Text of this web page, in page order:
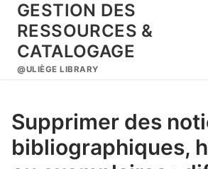
Aller
contenu
GESTION DES
RESSOURCES &
CATALOGAGE
@ULIÈGE LIBRARY
Supprimer des
bibliographiques,